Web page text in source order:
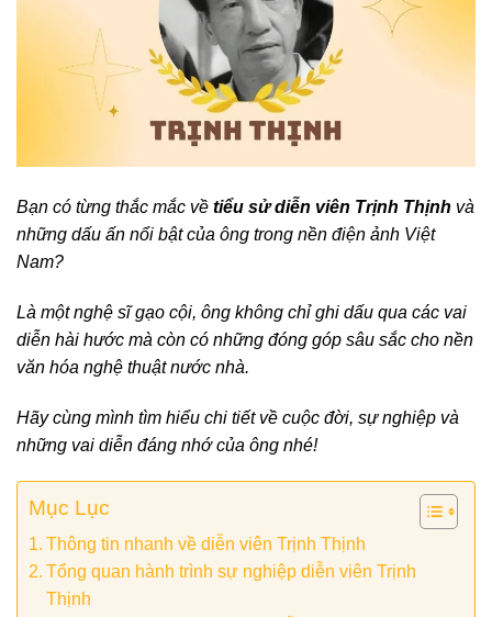
Bạn có từng thắc mắc về tiểu sử diễn viên Trịnh Thịnh và
những dấu ấn nổi bật của ông trong nền điện ảnh Việt
Nam?
Là một nghệ sĩ gạo cội, ông không chỉ ghi dấu qua các vai
diễn hài hước mà còn có những đóng góp sâu sắc cho nền
văn hóa nghệ thuật nước nhà.
Hãy cùng mình tìm hiểu chi tiết về cuộc đời, sự nghiệp và
những vai diễn đáng nhớ của ông nhé!
Mục Lục
Thông tin nhanh về diễn viên Trịnh Thịnh
Tổng quan hành trình sự nghiệp diễn viên Trịnh
Thịnh